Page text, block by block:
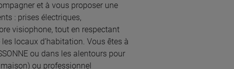
et à vous proposer une
: prises électriques,
visiophone, tout en respectant
locaux d’habitation. Vous êtes à
ou dans les alentours pour
ou professionnel